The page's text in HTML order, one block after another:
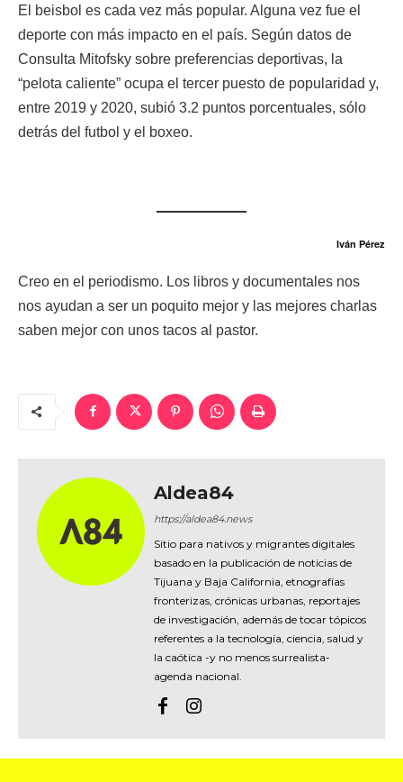
El beisbol es cada vez más popular. Alguna vez fue el
deporte con más impacto en el país. Según datos de
Consulta Mitofsky sobre preferencias deportivas, la
“pelota caliente” ocupa el tercer puesto de popularidad y,
entre 2019 y 2020, subió 3.2 puntos porcentuales, sólo
detrás del futbol y el boxeo.
Iván Pérez
Creo en el periodismo. Los libros y documentales nos
nos ayudan a ser un poquito mejor y las mejores charlas
saben mejor con unos tacos al pastor.
Aldea84
https://aldea84.news
Sitio para nativos y migrantes digitales
basado en la publicación de noticias de
Tijuana y Baja California, etnografías
fronterizas, crónicas urbanas, reportajes
de investigación, además de tocar tópicos
referentes a la tecnología, ciencia, salud y
la caótica -y no menos surrealista-
agenda nacional.